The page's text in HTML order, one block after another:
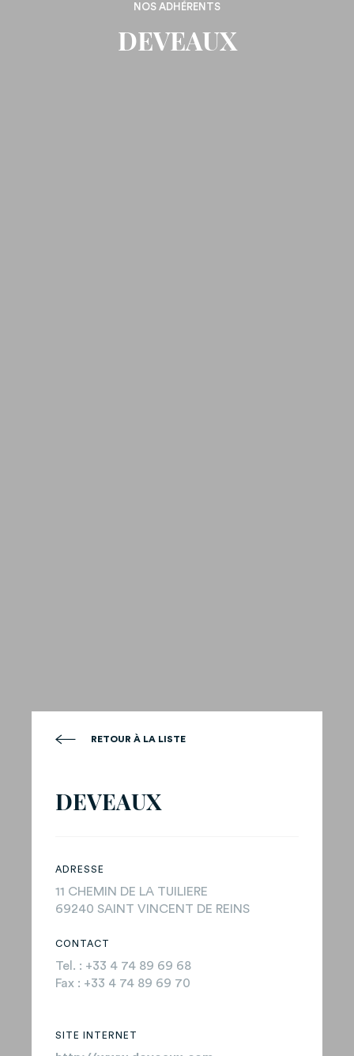
NOS ADHÉRENTS
DEVEAUX
RETOUR À LA LISTE
DEVEAUX
ADRESSE
11 CHEMIN DE LA TUILIERE
69240 SAINT VINCENT DE REINS
CONTACT
Tel. : +33 4 74 89 69 68
Fax : +33 4 74 89 69 70
SITE INTERNET